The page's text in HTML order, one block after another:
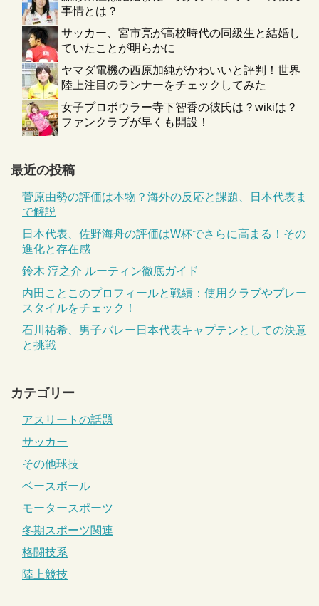
事情とは？
サッカー、宮市亮が高校時代の同級生と結婚し
ていたことが明らかに
ヤマダ電機の西原加純がかわいいと評判！世界
陸上注目のランナーをチェックしてみた
女子プロボウラー寺下智香の彼氏は？wikiは？
ファンクラブが早くも開設！
最近の投稿
菅原由勢の評価は本物？海外の反応と課題、日本代表ま
で解説
日本代表、佐野海舟の評価はW杯でさらに高まる！その
進化と存在感
鈴木 淳之介 ルーティン徹底ガイド
内田ことこのプロフィールと戦績：使用クラブやプレー
スタイルをチェック！
石川祐希、男子バレー日本代表キャプテンとしての決意
と挑戦
カテゴリー
アスリートの話題
サッカー
その他球技
ベースボール
モータースポーツ
冬期スポーツ関連
格闘技系
陸上競技